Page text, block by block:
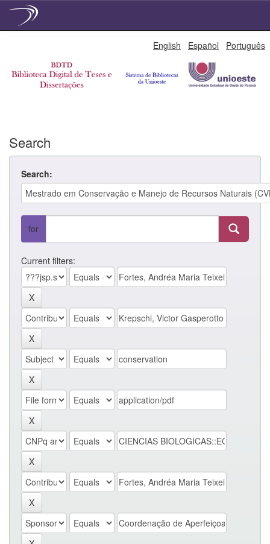
English Español Português
Search
Search:
for
Current filters: